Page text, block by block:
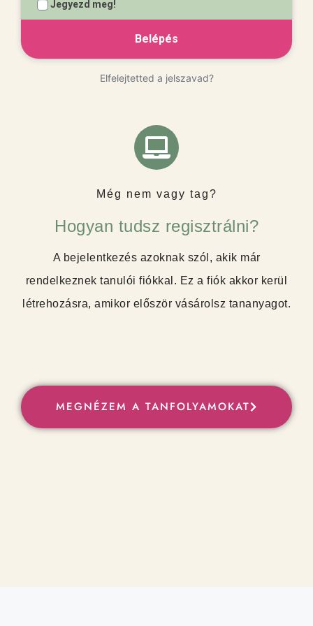
Jegyezd meg!
Elfelejtetted a jelszavad?
Még nem vagy tag?
Hogyan tudsz regisztrálni?
A bejelentkezés azoknak szól, akik már
rendelkeznek tanulói fiókkal. Ez a fiók akkor kerül
létrehozásra, amikor először vásárolsz tananyagot.
MEGNÉZEM A TANFOLYAMOKAT